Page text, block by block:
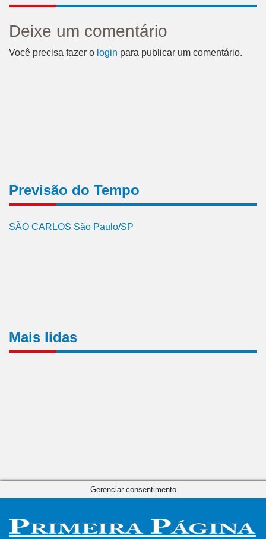
Deixe um comentário
Você precisa fazer o login para publicar um comentário.
Previsão do Tempo
SÃO CARLOS São Paulo/SP
Mais lidas
Gerenciar consentimento